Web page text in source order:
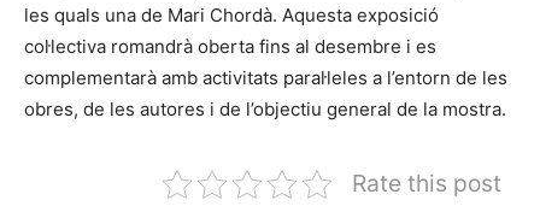
les quals una de Mari Chordà. Aquesta exposició
col·lectiva romandrà oberta fins al desembre i es
complementarà amb activitats paral·leles a l’entorn de les
obres, de les autores i de l’objectiu general de la mostra.
Rate this post